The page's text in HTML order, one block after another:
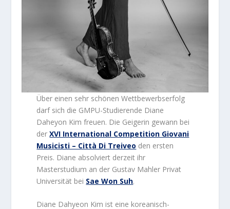
Über einen sehr schönen Wettbewerbserfolg
darf sich die GMPU-Studierende Diane
Daheyon Kim freuen. Die Geigerin gewann bei
derXVI International Competition Giovani
Musicisti – Città Di Treiveo den ersten
Preis. Diane absolviert derzeit ihr
Masterstudium an der Gustav Mahler Privat
Universität bei Sae Won Suh.
Diane Dahyeon Kim ist eine koreanisch-